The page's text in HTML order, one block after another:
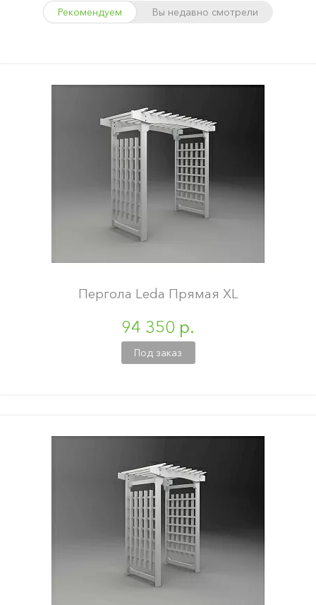
Рекомендуем Вы недавно смотрели
Пергола Leda Прямая XL
94 350 р.
Под заказ